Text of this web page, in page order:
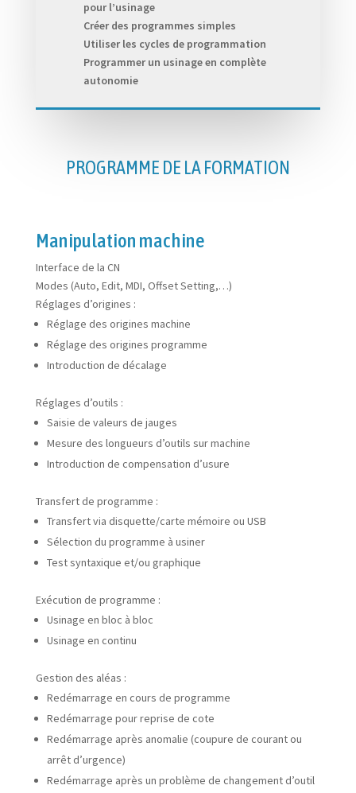
pour l’usinage
Créer des programmes simples
Utiliser les cycles de programmation
Programmer un usinage en complète
autonomie
PROGRAMME DE LA FORMATION
Manipulation machine
Interface de la CN
Modes (Auto, Edit, MDI, Offset Setting,…)
Réglages d’origines :
Réglage des origines machine
Réglage des origines programme
Introduction de décalage
Réglages d’outils :
Saisie de valeurs de jauges
Mesure des longueurs d’outils sur machine
Introduction de compensation d’usure
Transfert de programme :
Transfert via disquette/carte mémoire ou USB
Sélection du programme à usiner
Test syntaxique et/ou graphique
Exécution de programme :
Usinage en bloc à bloc
Usinage en continu
Gestion des aléas :
Redémarrage en cours de programme
Redémarrage pour reprise de cote
Redémarrage après anomalie (coupure de courant ou
arrêt d’urgence)
Redémarrage après un problème de changement d’outil